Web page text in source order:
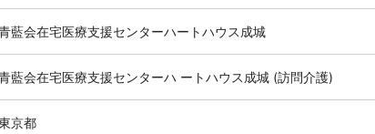
藍会在宅医療支援センターハートハウス成城
藍会在宅医療支援センターハ ートハウス成城 (訪問介護)
京都